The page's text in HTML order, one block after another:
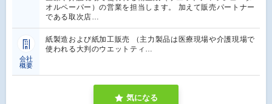
オルペーパー）の営業を担当します。 加えて販売パートナー
である取次店…
会社
概要
紙製造および紙加工販売 （主力製品は医療現場や介護現場で
使われる大判のウエットティ…
気になる